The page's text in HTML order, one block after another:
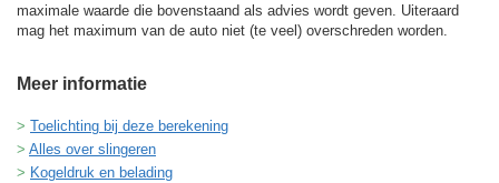
maximale waarde die bovenstaand als advies wordt geven. Uiteraard
mag het maximum van de auto niet (te veel) overschreden worden.
Meer informatie
Toelichting bij deze berekening
Alles over slingeren
Kogeldruk en belading